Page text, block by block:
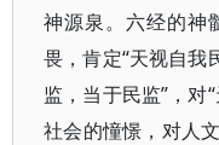
神源泉。六经的神
畏，肯定“天视自我
监，当于民监”，对
社会的憧憬，对人